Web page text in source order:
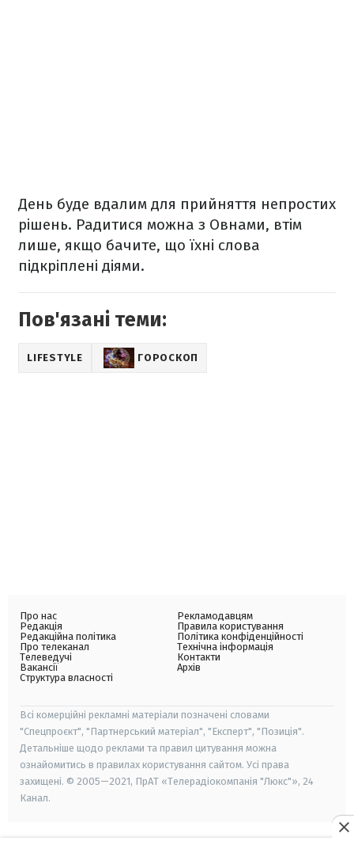
День буде вдалим для прийняття непростих
рішень. Радитися можна з Овнами, втім
лише, якщо бачите, що їхні слова
підкріплені діями.
Пов'язані теми:
LIFESTYLE ГОРОСКОП
Про нас
Редакція
Редакційна політика
Про телеканал
Телеведучі
Вакансії
Структура власності
Рекламодавцям
Правила користування
Політика конфіденційності
Технічна інформація
Контакти
Архів
Всі комерційні рекламні матеріали позначені словами
"Спецпроєкт", "Партнерський матеріал", "Експерт", "Позиція".
Детальніше щодо реклами та правил цитування можна
ознайомитись в правилах користування сайтом. Усі права
захищені. © 2005—2021, ПрАТ «Телерадіокомпанія "Люкс"», 24
Канал.